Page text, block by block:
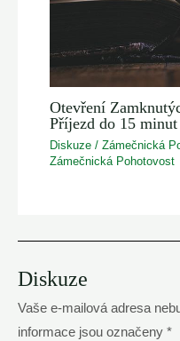
Otevření
Příjezd do 15 minut
Diskuze /Zámečnická
Zámečnická Pohotovost
Diskuze
Vaše e-mailová adresa
informace jsou označeny *